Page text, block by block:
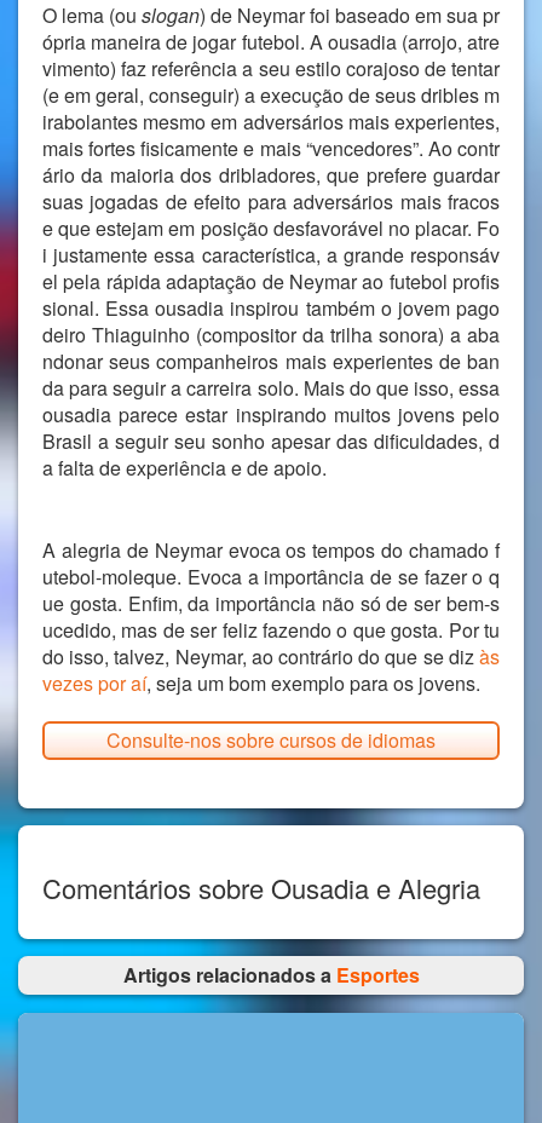
O lema (ou slogan) de Neymar foi baseado em sua pr
ópria maneira de jogar futebol. A ousadia (arrojo, atre
vimento) faz referência a seu estilo corajoso de tentar
(e em geral, conseguir) a execução de seus dribles m
irabolantes mesmo em adversários mais experientes,
mais fortes fisicamente e mais “vencedores”. Ao contr
ário da maioria dos dribladores, que prefere guardar
suas jogadas de efeito para adversários mais fracos
e que estejam em posição desfavorável no placar. Fo
i justamente essa característica, a grande responsáv
el pela rápida adaptação de Neymar ao futebol profis
sional. Essa ousadia inspirou também o jovem pago
deiro Thiaguinho (compositor da trilha sonora) a aba
ndonar seus companheiros mais experientes de ban
da para seguir a carreira solo. Mais do que isso, essa
ousadia parece estar inspirando muitos jovens pelo
Brasil a seguir seu sonho apesar das dificuldades, d
a falta de experiência e de apoio.
A alegria de Neymar evoca os tempos do chamado f
utebol-moleque. Evoca a importância de se fazer o q
ue gosta. Enfim, da importância não só de ser bem-s
ucedido, mas de ser feliz fazendo o que gosta. Por tu
do isso, talvez, Neymar, ao contrário do que se dizàs
vezespor aí, seja um bom exemplo para os jovens.
Consulte-nos sobre cursos de idiomas
Comentários sobre Ousadia e Alegria
Artigos relacionados a Esportes